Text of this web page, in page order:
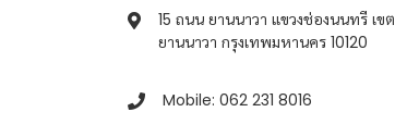
15 ถนน ยานนาวา แขวงช่องนนทรี เขต
ยานนาวา กรุงเทพมหานคร 10120
Mobile: 062 231 8016